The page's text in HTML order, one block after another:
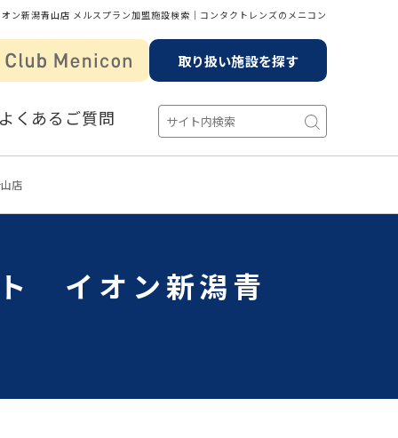
ン新潟青山店 メルスプラン加盟施設検索│コンタクトレンズのメニコン
取り扱い施設を探す
よくあるご質問
店
イオン新潟青